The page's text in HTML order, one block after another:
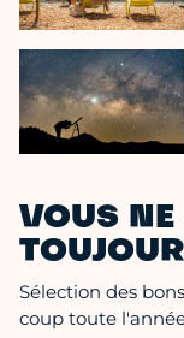
VOUS
Sélection des
coup toute